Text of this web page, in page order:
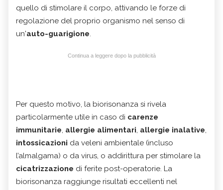
quello di stimolare il corpo, attivando le forze di
regolazione del proprio organismo nel senso di
un'auto-guarigione.
Continua a leggere dopo la pubblicità
Per questo motivo, la biorisonanza si rivela
particolarmente utile in caso di carenze
immunitarie, allergie alimentari, allergie inalative,
intossicazioni da veleni ambientale (incluso
l’almalgama) o da virus, o addirittura per stimolare la
cicatrizzazione di ferite post-operatorie. La
biorisonanza raggiunge risultati eccellenti nel